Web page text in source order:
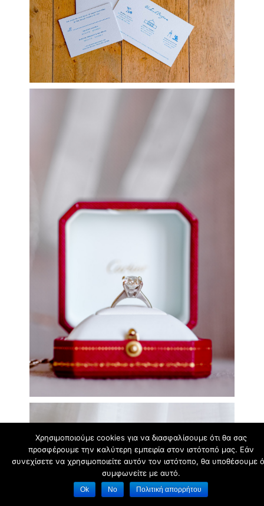
Χρησιμοποιούμε cookies για να διασφαλίσουμε ότι θα σας
προσφέρουμε την καλύτερη εμπειρία στον ιστότοπό μας. Εάν
συνεχίσετε να χρησιμοποιείτε αυτόν τον ιστότοπο, θα υποθέσουμε
συμφωνείτε με αυτό.
Ok No Πολιτική απορρήτου